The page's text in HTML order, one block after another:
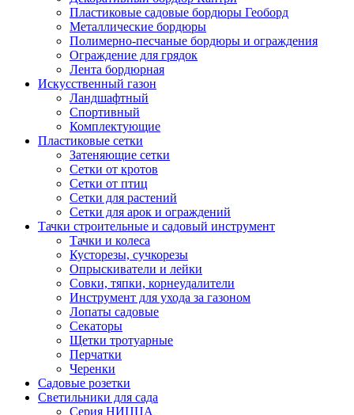
Пластиковые садовые бордюры Геоборд
Металлические бордюры
Полимерно-песчаные бордюры и ограждения
Ограждение для грядок
Лента бордюрная
Искусственный газон
Ландшафтный
Спортивный
Комплектующие
Пластиковые сетки
Затеняющие сетки
Сетки от кротов
Сетки от птиц
Сетки для растений
Сетки для арок и ограждений
Тачки строительные и садовый инструмент
Тачки и колеса
Кусторезы, сучкорезы
Опрыскиватели и лейки
Совки, тяпки, корнеудалители
Инструмент для ухода за газоном
Лопаты садовые
Секаторы
Щетки тротуарные
Перчатки
Черенки
Садовые розетки
Светильники для сада
Серия НИЦЦА